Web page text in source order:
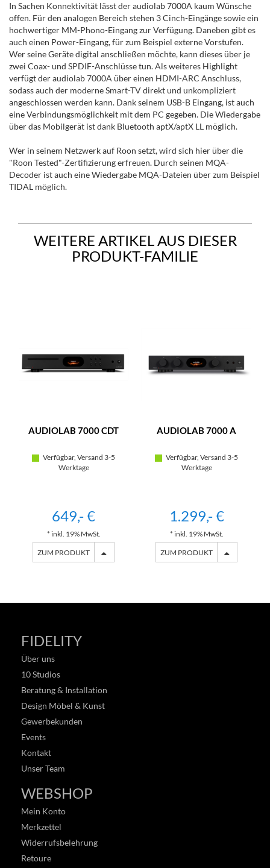
In Sachen Konnektivität lässt der audiolab 7000A kaum Wünsche
offen. Für den analogen Bereich stehen 3 Cinch-Eingänge sowie ein
hochwertiger MM-Phono-Eingang zur Verfügung. Daneben gibt es
auch einen Power-Eingang, für zum Beispiel externe Vorstufen.
Wer seine Geräte digital anschließen möchte, kann dieses über je
zwei Coax- und SPDIF-Anschlüsse tun. Als weiteres Highlight
verfügt der audiolab 7000A über einen HDMI-ARC Anschluss,
sodass auch der moderne Smart-TV direkt und unkompliziert
angeschlossen werden kann. Dank seinem USB-B Eingang, ist auch
eine Verbindungsmöglichkeit mit dem PC gegeben. Die Wiedergabe
über das Mobilgerät ist dank Bluetooth aptX/aptX LL möglich.
Wer in seinem Netzwerk auf Roon setzt, wird sich hier über die
"Roon Tested"-Zertifizierung erfreuen. Durch seinen MQA-
Decoder ist auch eine Wiedergabe MQA-Dateien über zum Beispiel
TIDAL möglich.
WEITERE ARTIKEL AUS DIESER
PRODUKT-FAMILIE
AUDIOLAB 7000 CDT
Verfügbar, Versand 3-5
Werktage
649,- €
* inkl. 19% MwSt.
ZUM PRODUKT
AUDIOLAB 7000 A
Verfügbar, Versand 3-5
Werktage
1.299,- €
* inkl. 19% MwSt.
ZUM PRODUKT
FIDELITY
Über uns
10 Studios
Beratung & Installation
Design Möbel & Kunst
Gewerbekunden
Events
Kontakt
Unser Team
WEBSHOP
Mein Konto
Merkzettel
Widerrufsbelehrung
Retoure